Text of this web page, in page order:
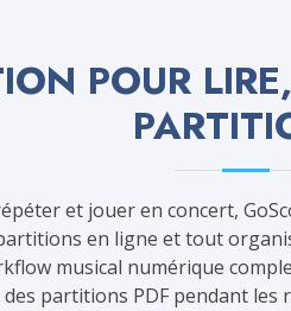
POUR
et jouer en concert,
en ligne et tout
musical numérique
des partitions PDF pendant les